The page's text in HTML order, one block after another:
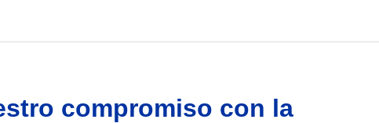
compromiso con la